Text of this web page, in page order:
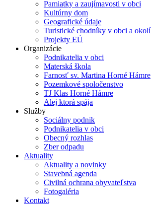
Pamiatky a zaujímavosti v obci
Kultúrny dom
Geografické údaje
Turistické chodníky v obci a okolí
Projekty EÚ
Organizácie
Podnikatelia v obci
Materská škola
Farnosť sv. Martina Horné Hámre
Pozemkové spoločenstvo
TJ Klas Horné Hámre
Alej ktorá spája
Služby
Sociálny podnik
Podnikatelia v obci
Obecný rozhlas
Zber odpadu
Aktuality
Aktuality a novinky
Stavebná agenda
Civilná ochrana obyvateľstva
Fotogaléria
Kontakt